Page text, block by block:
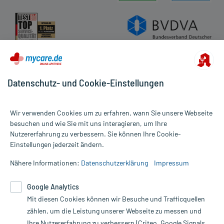
Alle Preise gelten inkl. MwSt., ggf. zzgl. Versandkosten
Informationen auf dieser Website werden ausschließlich für
die Untersuchung und Behandlung durch einen Arzt. Bitte
Therapien eingeleitet werden können. | Diese Webseite benutzt
Google Analytics. Lesen Sie bitte dazu die wichtigen Hinweise in
unserer Datenschutzerklärung. Für den Widerruf einer Bestellung
nutzen Sie das Formular:
Datenschutz- und Cookie-Einstellungen
Wir verwenden Cookies um zu erfahren, wann Sie unsere Webseite
besuchen und wie Sie mit uns interagieren, um Ihre
Nutzererfahrung zu verbessern. Sie können Ihre Cookie-
Einstellungen jederzeit ändern.
Nähere Informationen: Datenschutzerklärung Impressum
Google Analytics
Mit diesen Cookies können wir Besuche und Trafficquellen
zählen, um die Leistung unserer Webseite zu messen und